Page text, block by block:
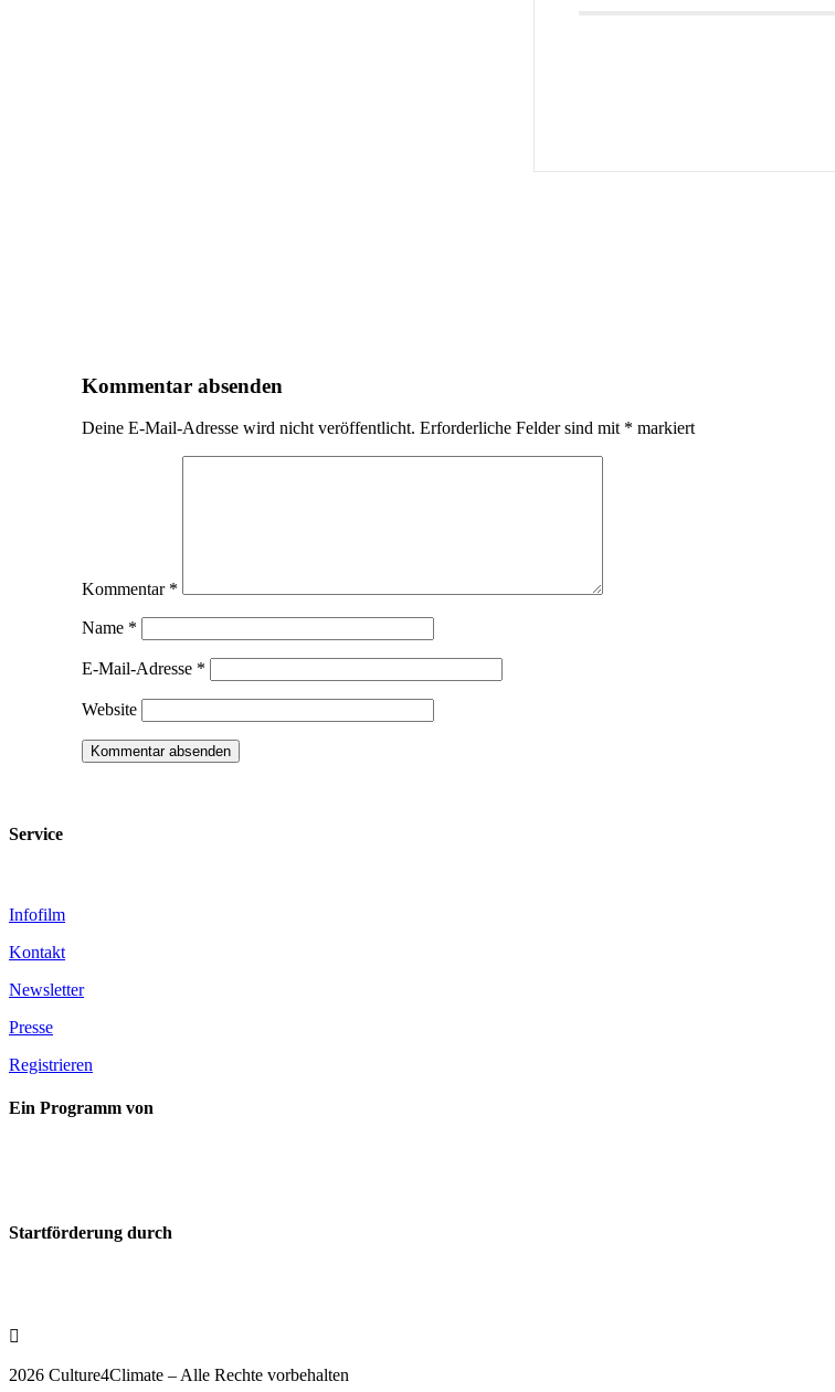
Kommentar absenden
Deine E-Mail-Adresse wird nicht veröffentlicht. Erforderliche Felder sind mit * markiert
Kommentar *
Name *
E-Mail-Adresse *
Website
Service
Infofilm
Kontakt
Newsletter
Presse
Registrieren
Ein Programm von
Startförderung durch

2026 Culture4Climate – Alle Rechte vorbehalten